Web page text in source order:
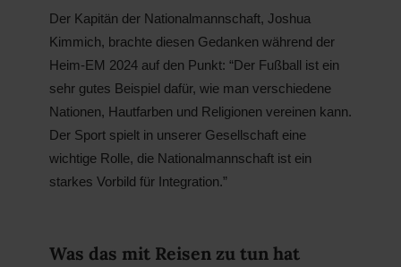
Der Kapitän der Nationalmannschaft, Joshua
Kimmich, brachte diesen Gedanken während der
Heim-EM 2024 auf den Punkt: “Der Fußball ist ein
sehr gutes Beispiel dafür, wie man verschiedene
Nationen, Hautfarben und Religionen vereinen kann.
Der Sport spielt in unserer Gesellschaft eine
wichtige Rolle, die Nationalmannschaft ist ein
starkes Vorbild für Integration.”
Was das mit Reisen zu tun hat